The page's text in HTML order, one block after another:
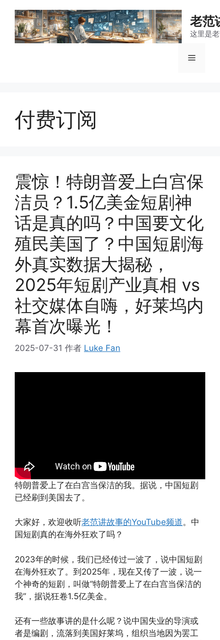
老范
这里是
菜
付费订阅
震惊！特朗普爱上白宫保
洁员？1.5亿美金短剧神
话是真的吗？中国要文化
殖民美国了？中国短剧海
外真实数据大揭秘，
2025年短剧产业真相 vs
社交媒体自嗨，好莱坞内
幕首次曝光！
2025-07-31 作者 Luke Fan
特朗普爱上了在白宫当保洁的我。据说，中国短剧
已经刷到美国去了。
大家好，欢迎收听老范讲故事的YouTube频道。中
国短剧真的在海外狂欢了吗？
2023年的时候，我们已经传过一波了，说中国短剧
在海外狂欢了。到2025年，现在又传了一波，说一
个神奇的短剧，叫做“特朗普爱上了在白宫当保洁的
我”，据说狂卷1.5亿美金。
还有一些故事讲的是什么呢？说中国失业的导演或
者是编剧，流落到美国好莱坞，组织当地因为罢工